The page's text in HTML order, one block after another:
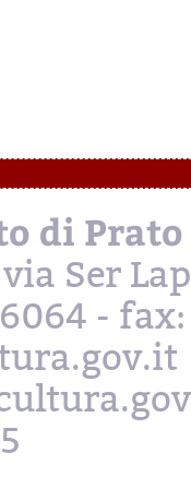
di Prato
Ser
- fax: